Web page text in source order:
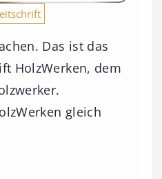
Das ist das
HolzWerken, dem
gleich